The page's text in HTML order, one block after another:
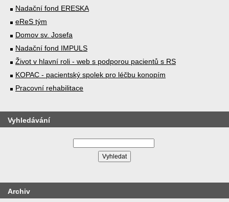
Nadační fond ERESKA
eReS tým
Domov sv. Josefa
Nadační fond IMPULS
Život v hlavní roli - web s podporou pacientů s RS
KOPAC - pacientský spolek pro léčbu konopím
Pracovní rehabilitace
Vyhledávání
Archiv